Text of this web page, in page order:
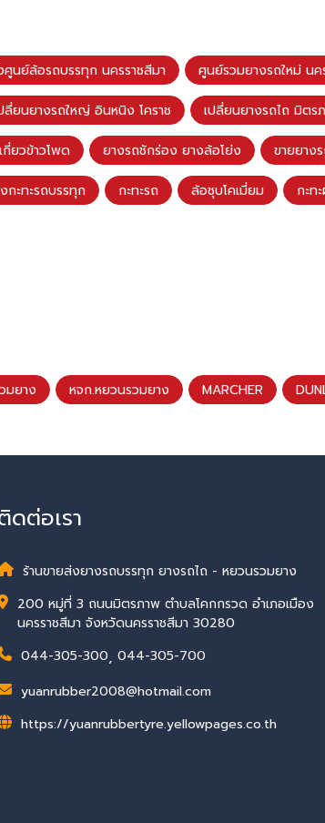
นย์ล้อรถบรรทุก นครราชสีมา ศูนย์รวมยางรถใหม่ นค
ลี่ยนยางรถใหญ่ อินหนิง โคราช เปลี่ยนยางรถไถ มิตร
กี่ยวข้าวโพด ยางรถชักร่อง ยางล้อโย่ง ขายยาง
กะทะรถบรรทุก กะทะรถ ล้อชุบโคเมี่ยม กะท
มยาง หจก.หยวนรวมยาง MARCHER
ดต่อเรา
ร้านขายส่งยางรถบรรทุก ยางรถไถ - หยวนรวมยาง
200 หมู่ที่ 3 ถนนมิตรภาพ ตำบลโคกกรวด อำเภอเมือง
นครราชสีมา จังหวัดนครราชสีมา 30280
044-305-300, 044-305-700
yuanrubber2008@hotmail.com
https://yuanrubbertyre.yellowpages.co.th